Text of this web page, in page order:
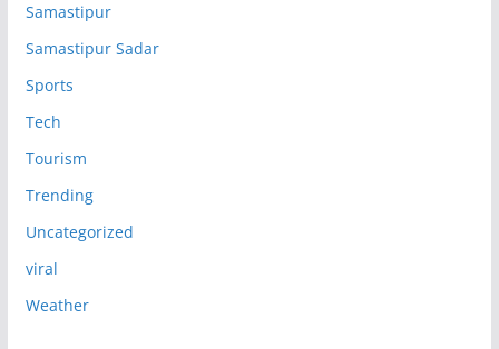
Samastipur
Samastipur Sadar
Sports
Tech
Tourism
Trending
Uncategorized
viral
Weather